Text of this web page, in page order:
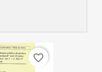
favorite_border